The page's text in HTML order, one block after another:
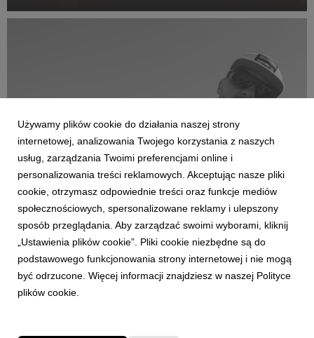
– raper pojawił się między innymi...
AKTUALNOŚCI
Miły ATZ i Donguralesko we wspólnym
numerze!
22 marca 2022
Miły ATZ serwuje nam kolejny singiel z nadchodzącego,
drugiego solowego albumu pt. ROLLER.
Używamy plików cookie do działania naszej strony
internetowej, analizowania Twojego korzystania z naszych
usług, zarządzania Twoimi preferencjami online i
personalizowania treści reklamowych. Akceptując nasze pliki
cookie, otrzymasz odpowiednie treści oraz funkcje mediów
społecznościowych, spersonalizowane reklamy i ulepszony
sposób przeglądania. Aby zarządzać swoimi wyborami, kliknij
„Ustawienia plików cookie”. Pliki cookie niezbędne są do
podstawowego funkcjonowania strony internetowej i nie mogą
być odrzucone. Więcej informacji znajdziesz w naszej Polityce
plików cookie.